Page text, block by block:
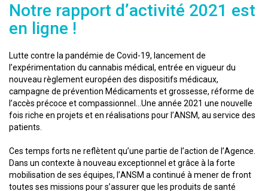
Notre rapport d’activité 2021 est
en ligne !
Lutte contre la pandémie de Covid-19, lancement de
l’expérimentation du cannabis médical, entrée en vigueur du
nouveau règlement européen des dispositifs médicaux,
campagne de prévention Médicaments et grossesse, réforme de
l’accès précoce et compassionnel…Une année 2021 une nouvelle
fois riche en projets et en réalisations pour l’ANSM, au service des
patients.
Ces temps forts ne reflètent qu’une partie de l’action de l’Agence.
Dans un contexte à nouveau exceptionnel et grâce à la forte
mobilisation de ses équipes, l’ANSM a continué à mener de front
toutes ses missions pour s’assurer que les produits de santé